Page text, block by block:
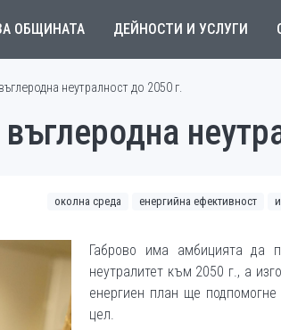
ОБЩИНАТА ДЕЙНОСТИ И УСЛУГИ
неутралност до 2050 г.
околна среда енергийна ефективност
Габрово има амбицията да
неутралитет към 2050 г., а
енергиен план ще подпомогне
цел.